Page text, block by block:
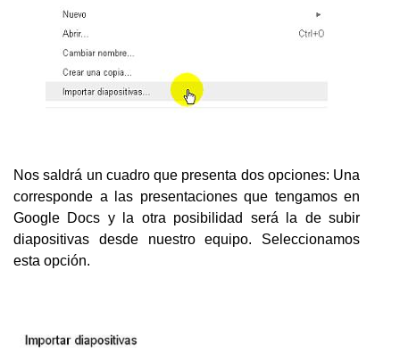
Nos saldrá un cuadro que presenta dos opciones: Una
corresponde a las presentaciones que tengamos en
Google Docs y la otra posibilidad será la de subir
diapositivas desde nuestro equipo. Seleccionamos
esta opción.